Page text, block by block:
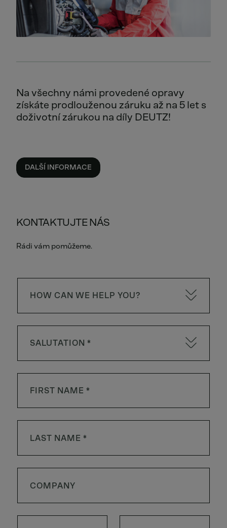
Na všechny námi provedené opravy
získáte prodlouženou záruku až na 5 let s
doživotní zárukou na díly DEUTZ!
DALŠÍ INFORMACE
KONTAKTUJTE NÁS
Rádi vám pomůžeme.
HOW CAN WE HELP YOU?
SALUTATION *